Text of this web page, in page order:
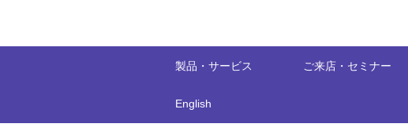
製品・サービス ご来店・セミナー
English